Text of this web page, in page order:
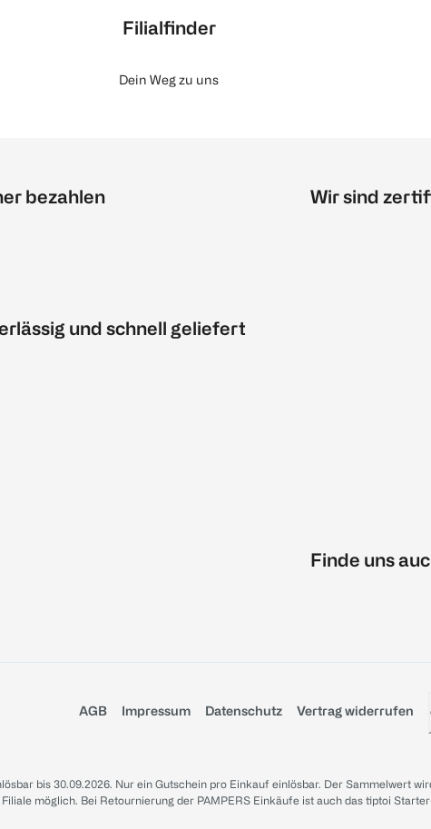
Filialfinder
Dein Weg zu uns
bezahlen
und schnell geliefert
Wir sind
Finde uns
AGB Impressum Datenschutz Vertrag widerrufen
bis 30.09.2026. Nur ein Gutschein pro Einkauf einlösbar. Der Sammelwert
möglich. Bei Retournierung der PAMPERS Einkäufe ist auch das tiptoi